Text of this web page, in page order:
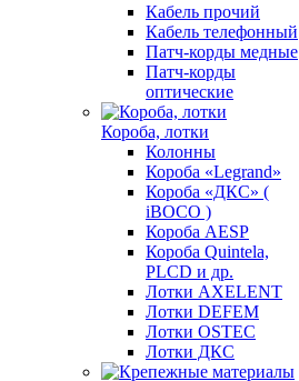
Кабель прочий
Кабель телефонный
Патч-корды медные
Патч-корды
оптические
Короба, лотки
Колонны
Короба «Legrand»
Короба «ДКС» (
iBOCO )
Короба AESP
Короба Quintela,
PLCD и др.
Лотки AXELENT
Лотки DEFEM
Лотки OSTEC
Лотки ДКС